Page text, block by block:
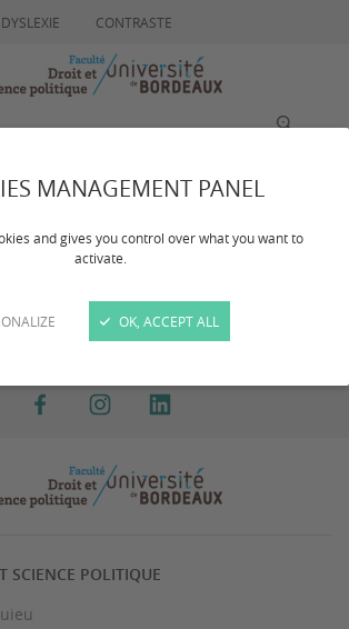
MANAGEMENT PANEL
and gives you control over what you want to
activate.
OK, ACCEPT ALL
DYSLEXIE CONTRASTE
à venir.
SCIENCE POLITIQUE